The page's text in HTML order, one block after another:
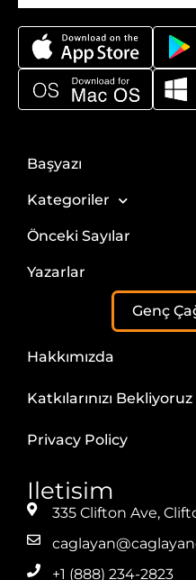
Başyazı
Kategoriler
Önceki Sayılar
Yazarlar
Genç
Hakkımızda
Katkılarınızı Bekliyoruz
Privacy Policy
Iletisim
335 Clifton Ave,
+1 (888) 234-2823